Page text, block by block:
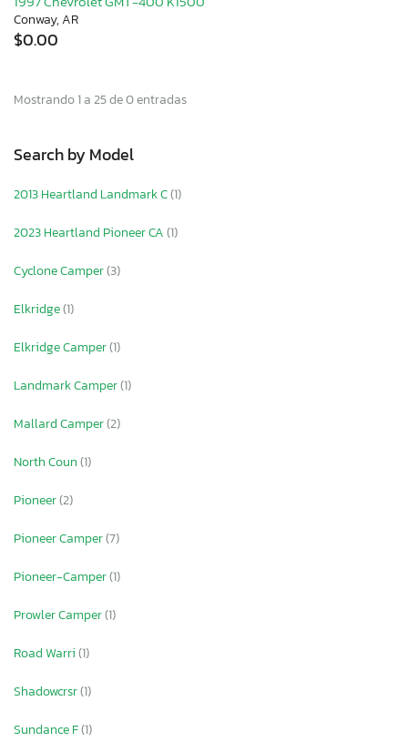
Conway, AR
$0.00
Mostrando 1 a 25 de 0 entradas
Search by Model
2013 Heartland Landmark C(1)
2023 Heartland Pioneer CA(1)
Cyclone Camper(3)
Elkridge(1)
Elkridge Camper(1)
Landmark Camper(1)
Mallard Camper(2)
North Coun(1)
Pioneer(2)
Pioneer Camper(7)
Pioneer-Camper(1)
Prowler Camper(1)
Road Warri(1)
Shadowcrsr(1)
Sundance F(1)